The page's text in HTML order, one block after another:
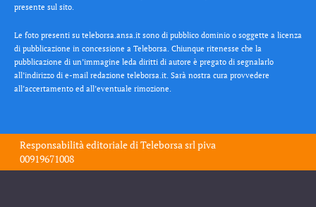
presente sul sito.
Le foto presenti su teleborsa.ansa.it sono di pubblico dominio o soggette a licenza
di pubblicazione in concessione a Teleborsa. Chiunque ritenesse che la
pubblicazione di un’immagine leda diritti di autore è pregato di segnalarlo
all’indirizzo di e-mail redazione teleborsa.it. Sarà nostra cura provvedere
all’accertamento ed all’eventuale rimozione.
Responsabilità editoriale diTeleborsa srlpiva
00919671008